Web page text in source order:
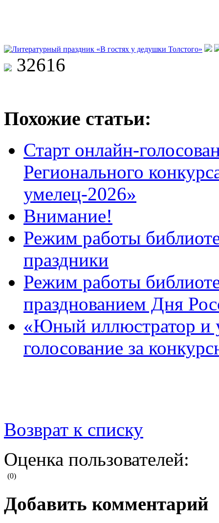
32616
Похожие статьи:
Старт онлайн-
Регионального
умелец-2026»
Внимание!
Режим работы
праздники
Режим работы
празднованием Дня
«Юный иллюстратор и
голосование за
Возврат к списку
Оценка пользователей:
(0)
Добавить комментарий